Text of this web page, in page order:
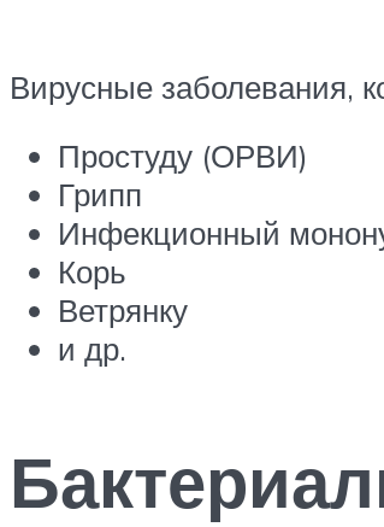
Вирусные заболевания,
Простуду (ОРВИ)
Грипп
Инфекционный
Корь
Ветрянку
и др.